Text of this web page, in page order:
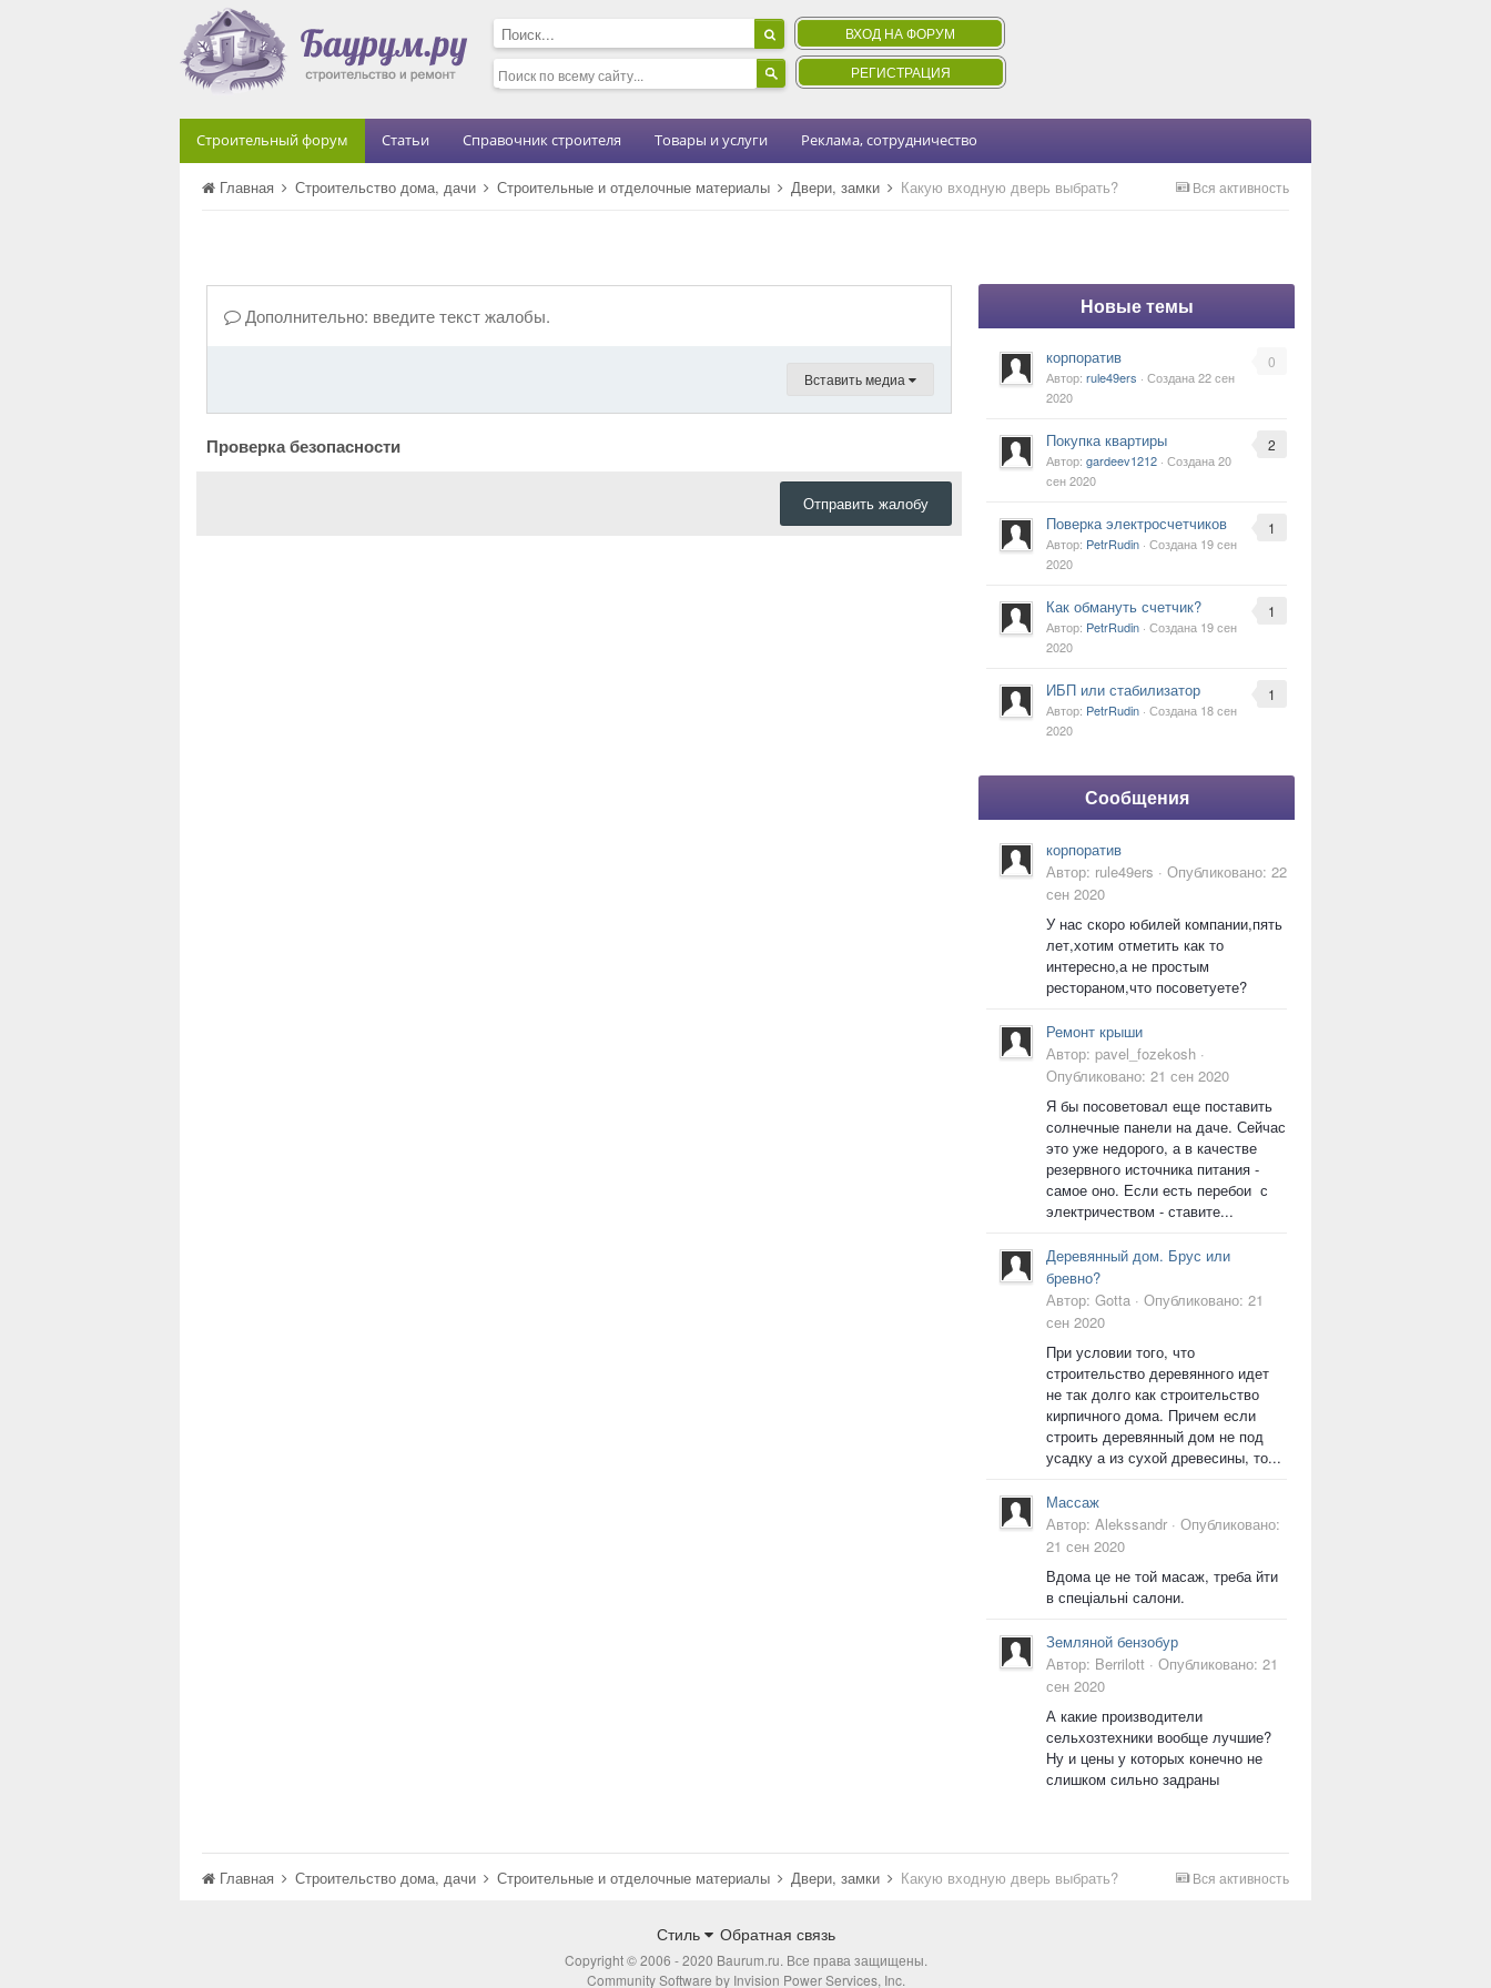
ВХОД НА ФОРУМ
РЕГИСТРАЦИЯ
Строительный форум Статьи Справочник строителя Товары и услуги Реклама, сотрудничество
Вся активность
Главная Строительство дома, дачи Строительные и отделочные материалы Двери, замки Какую входную дверь выбрать?
Дополнительно: введите текст жалобы.
Вставить медиа
Проверка безопасности
Отправить жалобу
Новые темы
0
корпоратив
Автор: rule49ers · Создана22 сен
2020
2
Покупка квартиры
Автор: gardeev1212 · Создана20
сен 2020
1
Поверка электросчетчиков
Автор: PetrRudin · Создана 19 сен
2020
1
Как обмануть счетчик?
Автор: PetrRudin · Создана 19 сен
2020
1
ИБП или стабилизатор
Автор: PetrRudin · Создана 18 сен
2020
Сообщения
корпоратив
Автор: rule49ers · Опубликовано: 22
сен 2020
У нас скоро юбилей компании,пять
лет,хотим отметить как то
интересно,а не простым
рестораном,что посоветуете?
Ремонт крыши
Автор: pavel_fozekosh ·
Опубликовано: 21 сен 2020
Я бы посоветовал еще поставить
солнечные панели на даче. Сейчас
это уже недорого, а в качестве
резервного источника питания -
самое оно. Если есть перебои с
электричеством - ставите...
Деревянный дом. Брус или
бревно?
Автор: Gotta · Опубликовано: 21
сен 2020
При условии того, что
строительство деревянного идет
не так долго как строительство
кирпичного дома. Причем если
строить деревянный дом не под
усадку а из сухой древесины, то...
Массаж
Автор: Alekssandr · Опубликовано:
21 сен 2020
Вдома це не той масаж, треба йти
в спеціальні салони.
Земляной бензобур
Автор: Berrilott · Опубликовано: 21
сен 2020
А какие производители
сельхозтехники вообще лучшие?
Ну и цены у которых конечно не
слишком сильно задраны
Вся активность
Главная Строительство дома, дачи Строительные и отделочные материалы Двери, замки Какую входную дверь выбрать?
Стиль Обратная связь
Copyright © 2006 - 2020 Baurum.ru. Все права защищены.
Community Software by Invision Power Services, Inc.